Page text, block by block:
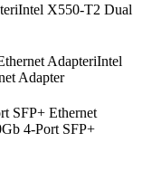
iIntel X550-T2 Dual
AdapteriIntel
Adapter
SFP+ Ethernet
4-Port SFP+